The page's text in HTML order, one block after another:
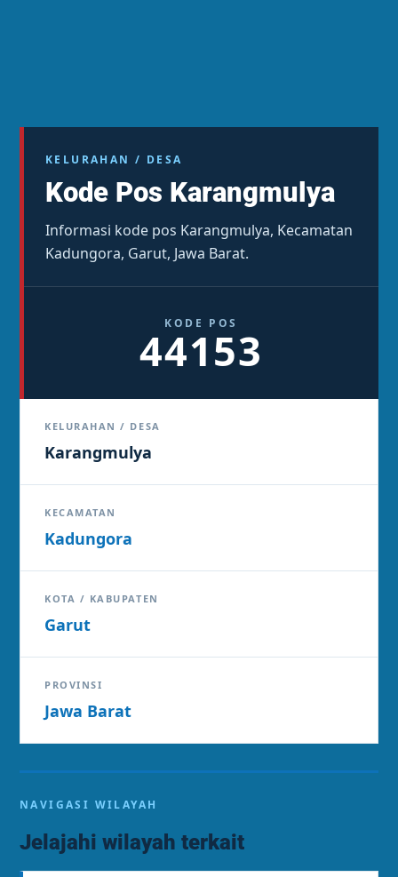
KELURAHAN / DESA
Kode Pos Karangmulya
Informasi kode pos Karangmulya, Kecamatan
Kadungora, Garut, Jawa Barat.
KODE POS
44153
KELURAHAN / DESA
Karangmulya
KECAMATAN
Kadungora
KOTA / KABUPATEN
Garut
PROVINSI
Jawa Barat
NAVIGASI WILAYAH
Jelajahi wilayah terkait